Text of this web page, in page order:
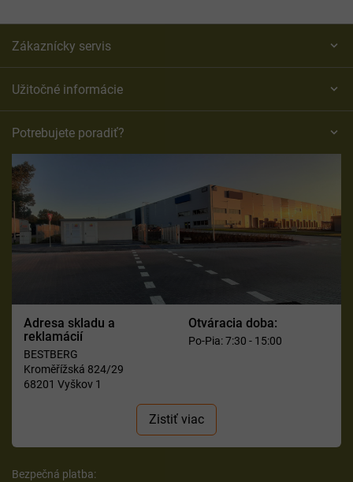
Zákaznícky servis
Užitočné informácie
Potrebujete poradiť?
Adresa skladu a
reklamácií
BESTBERG
Kroměřížská 824/29
68201 Vyškov 1
Otváracia doba:
Po-Pia: 7:30 - 15:00
Zistiť viac
Bezpečná platba: